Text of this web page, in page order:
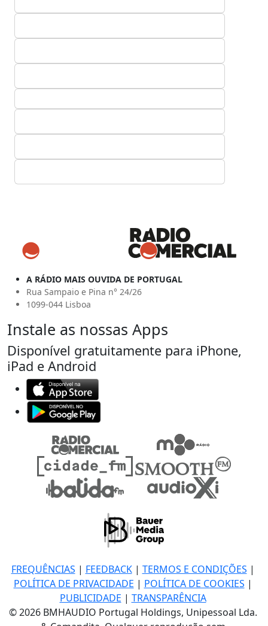
A RÁDIO MAIS OUVIDA DE PORTUGAL
Rua Sampaio e Pina n° 24/26
1099-044 Lisboa
Instale as nossas Apps
Disponível gratuitamente para iPhone,
iPad e Android
FREQUÊNCIAS | FEEDBACK| TERMOS E CONDIÇÕES |
POLÍTICA DE PRIVACIDADE | POLÍTICA DE COOKIES |
PUBLICIDADE | TRANSPARÊNCIA
© 2026 BMHAUDIO Portugal Holdings, Unipessoal Lda.